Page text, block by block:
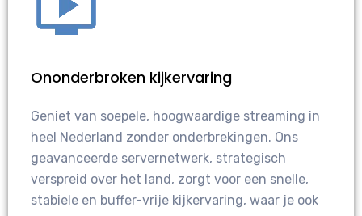
Ononderbroken kijkervaring
Geniet van soepele, hoogwaardige streaming in
heel Nederland zonder onderbrekingen. Ons
geavanceerde servernetwerk, strategisch
verspreid over het land, zorgt voor een snelle,
stabiele en buffer-vrije kijkervaring, waar je ook